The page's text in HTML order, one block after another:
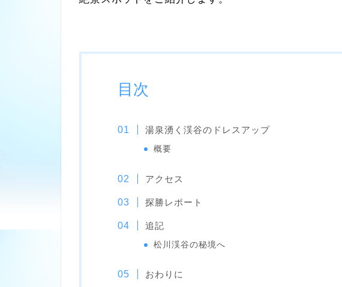
目次
湯泉湧く渓谷のドレスアップ
概要
アクセス
探勝レポート
追記
松川渓谷の秘境へ
おわりに